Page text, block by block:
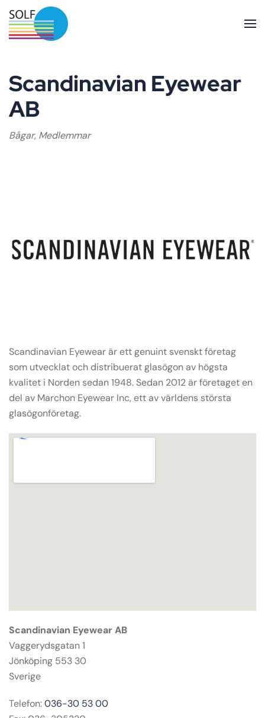
Skip to main content
Scandinavian Eyewear
AB
Bågar, Medlemmar
Scandinavian Eyewear är ett genuint svenskt företag
som utvecklat och distribuerat glasögon av högsta
kvalitet i Norden sedan 1948. Sedan 2012 är företaget en
del av Marchon Eyewear Inc, ett av världens största
glasögonföretag.
Scandinavian Eyewear AB
Vaggerydsgatan 1
Jönköping 553 30
Sverige
Telefon:036-30 53 00